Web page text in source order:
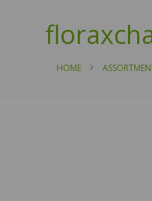
HOME